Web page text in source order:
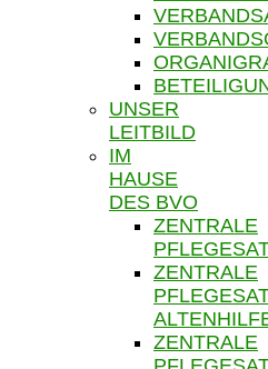
UNSER
LEITBILD
IM
HAUSE
DES BVO
ZENTRALE
ZENTRALE
ZENTRALE